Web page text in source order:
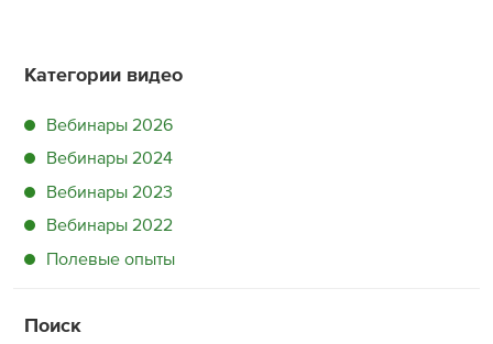
Категории видео
Вебинары 2026
Вебинары 2024
Вебинары 2023
Вебинары 2022
Полевые опыты
Поиск